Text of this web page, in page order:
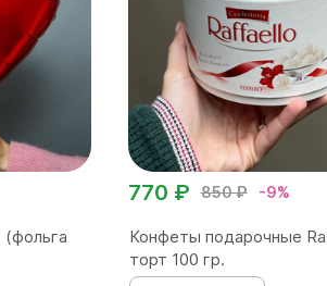
850 ₽ -9%
770 ₽
Конфеты подарочные
торт 100 гр.